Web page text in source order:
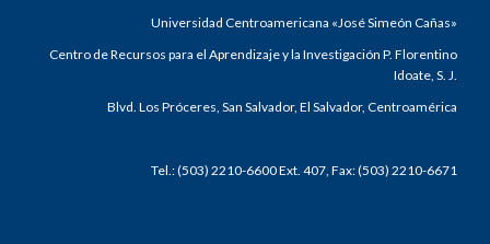
Universidad Centroamericana «José Simeón Cañas»
Centro de Recursos para el Aprendizaje y la Investigación P. Florentino
Idoate, S. J.
Blvd. Los Próceres, San Salvador, El Salvador, Centroamérica
Tel.: (503) 2210-6600 Ext. 407, Fax: (503) 2210-6671